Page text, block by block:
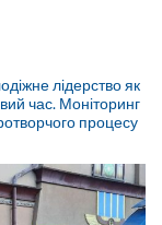
лідерство як
час. Моніторинг
процесу